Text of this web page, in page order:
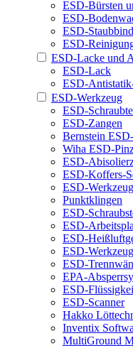
ESD-Bürsten
ESD-
ESD-
ESD-
ESD-Lacke und
ESD-Lack
ESD-
ESD-Werkzeug
ESD-
ESD-Zangen
Bernstein
Wiha ESD-
ESD-
ESD-Koffers-
ESD-
Punktklingen
ESD-
ESD-
ESD-
ESD-
ESD-
EPA-
ESD-
ESD-Scanner
Hakko
Inventix
MultiGround